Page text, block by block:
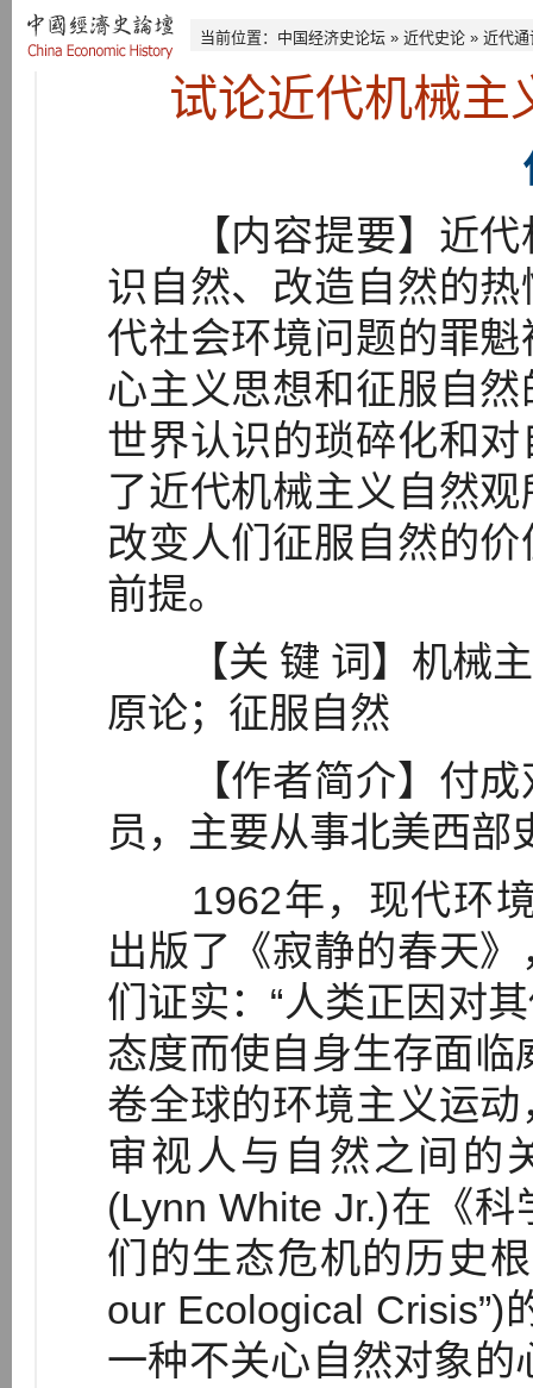
当前位置： 中国经济史论坛 » 近代史论 » 近代通
试论近代机械主
【内容提要】近代
识自然、改造自然的
代社会环境问题的罪
心主义思想和征服自
世界认识的琐碎化和
了近代机械主义自然
改变人们征服自然的
前提。
【关 键 词】机械主
原论；征服自然
【作者简介】付成
员，主要从事北美西部
1962年，现代环境
出版了《寂静的春天
们证实：“人类正因对
态度而使自身生存面
卷全球的环境主义运
审视人与自然之间的
(Lynn White Jr.)在《
们的生态危机的历史
our Ecological Crisis”)
一种不关心自然对象的